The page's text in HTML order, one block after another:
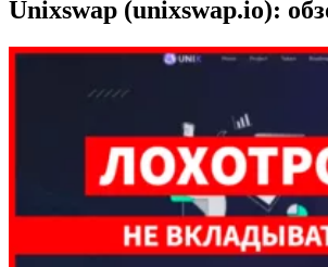
Unixswap (unixswap.io):